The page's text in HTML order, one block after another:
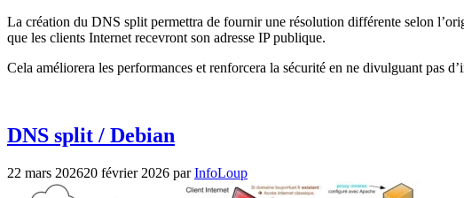
La création du DNS split permettra de fournir une résolution différente selon
que les clients Internet recevront son adresse IP publique.
Cela améliorera les performances et renforcera la sécurité en ne divulguant pas
DNS split / Debian
22 mars 202620 février 2026 parInfoLoup